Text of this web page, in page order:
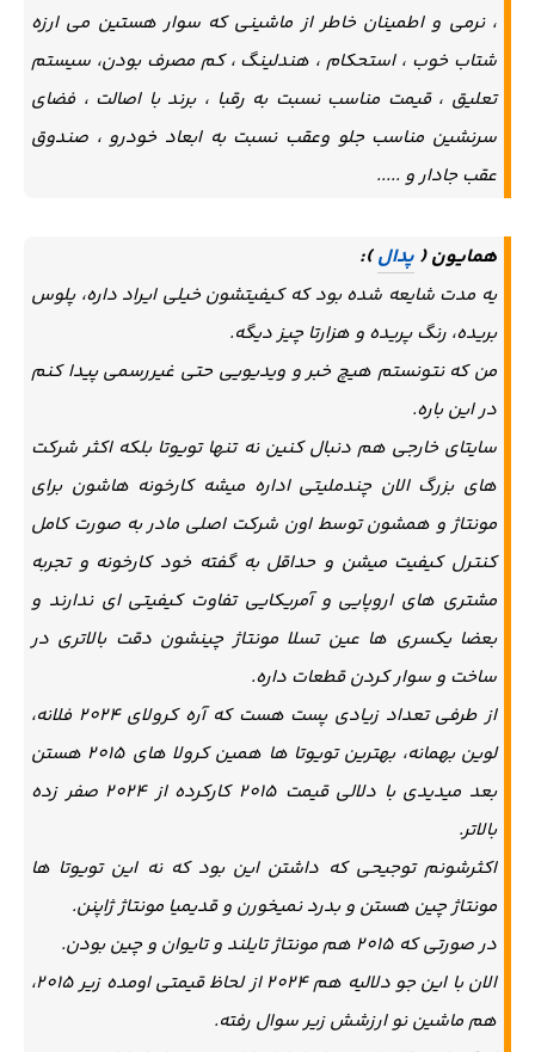
، نرمی و اطمینان خاطر از ماشینی که سوار هستین می ارزه
شتاب خوب ، استحکام ، هندلینگ ، کم مصرف بودن، سیستم
تعلیق ، قیمت مناسب نسبت به رقبا ، برند با اصالت ، فضای
سرنشین مناسب جلو وعقب نسبت به ابعاد خودرو ، صندوق
عقب جادار و .....
همایون ( پدال):
یه مدت شایعه شده بود که کیفیتشون خیلی ایراد داره، پلوس
بریده، رنگ پریده و هزارتا چیز دیگه.
من که نتونستم هیچ خبر و ویدیویی حتی غیررسمی پیدا کنم
در این باره.
سایتای خارجی هم دنبال کنین نه تنها تویوتا بلکه اکثر شرکت
های بزرگ الان چندملیتی اداره میشه کارخونه هاشون برای
مونتاژ و همشون توسط اون شرکت اصلی مادر به صورت کامل
کنترل کیفیت میشن و حداقل به گفته خود کارخونه و تجربه
مشتری های اروپایی و آمریکایی تفاوت کیفیتی ای ندارند و
بعضا یکسری ها عین تسلا مونتاژ چینشون دقت بالاتری در
ساخت و سوار کردن قطعات داره.
از طرفی تعداد زیادی پست هست که آره کرولای 2024 فلانه،
لوین بهمانه، بهترین تویوتا ها همین کرولا های 2015 هستن
بعد میدیدی با دلالی قیمت 2015 کارکرده از 2024 صفر زده
بالاتر.
اکثرشونم توجیحی که داشتن این بود که نه این تویوتا ها
مونتاژ چین هستن و بدرد نمیخورن و قدیمیا مونتاژ ژاپنن.
در صورتی که 2015 هم مونتاژ تایلند و تایوان و چین بودن.
الان با این جو دلالیه هم 2024 از لحاظ قیمتی اومده زیر 2015،
هم ماشین نو ارزشش زیر سوال رفته.